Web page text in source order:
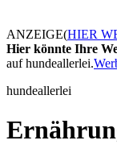
ANZEIGE(HIER
Hier könnte Ihre
auf hundeallerlei.
hundeallerlei